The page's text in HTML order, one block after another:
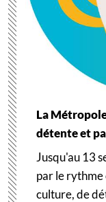
La
détente et
Jusqu'au 13
par le
culture, de